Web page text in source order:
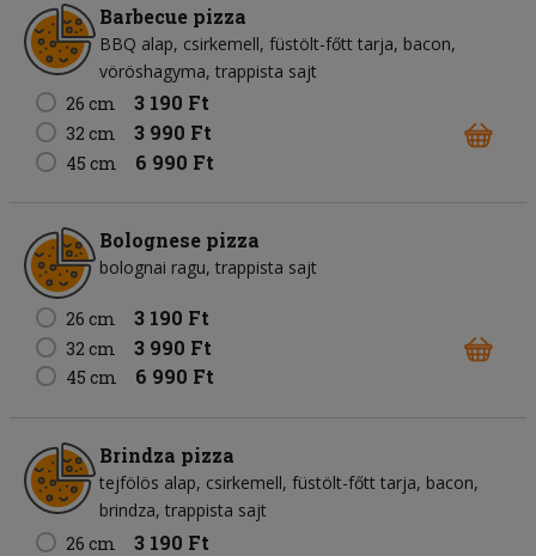
Barbecue pizza
BBQ alap csirkemell füstölt-főtt tarja bacon
vöröshagyma trappista sajt
26 cm
3 190 Ft
32 cm 3 990 Ft
45 cm 6 990 Ft
Bolognese pizza
bolognai ragu trappista sajt
26 cm 3 190 Ft
32 cm 3 990 Ft
45 cm 6 990 Ft
Brindza pizza
tejfölös alap csirkemell füstölt-főtt tarja bacon
brindza trappista sajt
26 cm
3 190 Ft